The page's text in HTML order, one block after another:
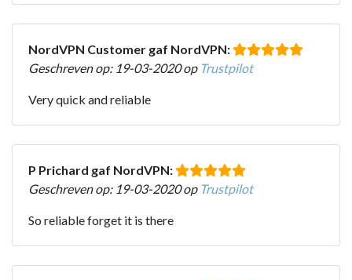
NordVPN Customer gaf NordVPN:
Geschreven op: 19-03-2020 op Trustpilot
Very quick and reliable
P Prichard gaf NordVPN:
Geschreven op: 19-03-2020 op Trustpilot
So reliable forget it is there